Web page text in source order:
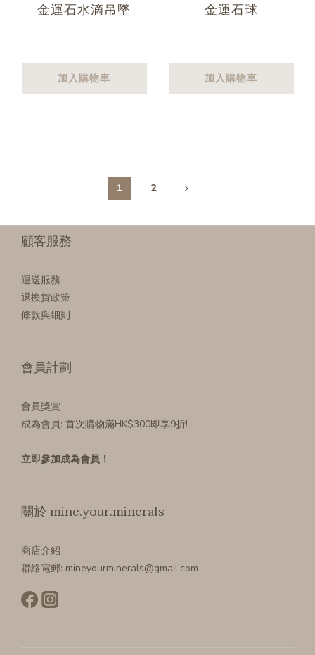
金運石水滴吊墜
加入購物車
金運石球
加入購物車
1 2
顧客服務
運送服務
退換貨政策
條款與細則
會員計劃
會員獎賞
成為會員: 首次購物滿HK$300即享9折!
立即參加成為會員！
關於 mine.your.minerals
商店介紹
聯絡電郵: mineyourminerals@gmail.com